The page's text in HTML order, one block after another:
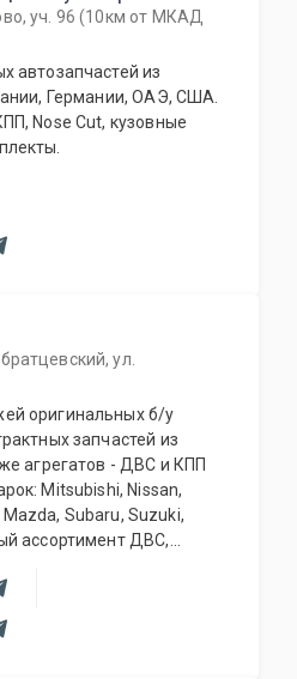
уч. 96 (10км от МКАД
автозапчастей из
Германии, ОАЭ, США.
Nose Cut, кузовные
ул.
оригинальных б/у
запчастей из
агрегатов - ДВС и КПП
Mitsubishi, Nissan,
Subaru, Suzuki,
ассортимент ДВС,
гарантия качества
цены и
и оптовых